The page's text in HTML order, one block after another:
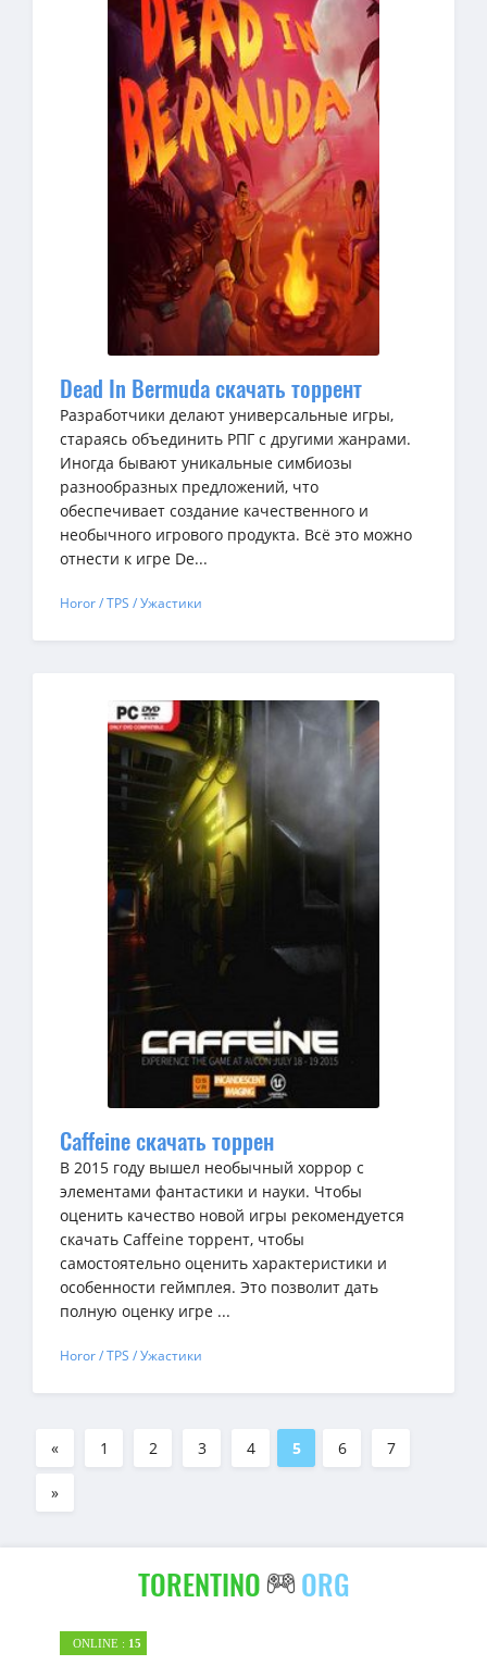
Dead In Bermuda скачать торрент
Разработчики делают универсальные игры,
стараясь объединить РПГ с другими жанрами.
Иногда бывают уникальные симбиозы
разнообразных предложений, что
обеспечивает создание качественного и
необычного игрового продукта. Всё это можно
отнести к игре De...
Horor / TPS / Ужастики
Caffeine скачать торрен
В 2015 году вышел необычный хоррор с
элементами фантастики и науки. Чтобы
оценить качество новой игры рекомендуется
скачать Caffeine торрент, чтобы
самостоятельно оценить характеристики и
особенности геймплея. Это позволит дать
полную оценку игре ...
Horor / TPS / Ужастики
« 1 2 3 4 5 6 7
»
TORENTINO ORG
ONLINE : 15